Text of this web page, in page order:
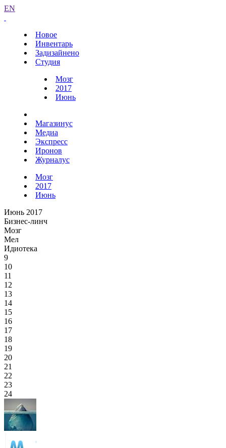
EN
Новое
Инвентарь
Задизайнено
Студия
Мозг
2017
Июнь
Магазинус
Медиа
Экспресс
Иронов
Журналус
Мозг
2017
Июнь
Июнь 2017
Бизнес-линч
Мозг
Мел
Идиотека
9
10
11
12
13
14
15
16
17
18
19
20
21
22
23
24